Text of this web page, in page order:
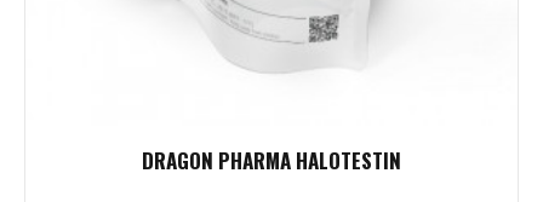
DRAGON PHARMA HALOTESTIN